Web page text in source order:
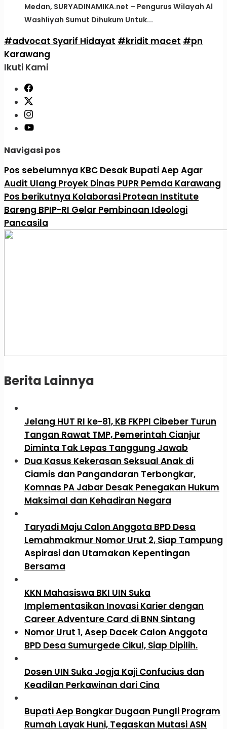
Medan, SURYADINAMIKA.net – Pengurus Wilayah Al
Washliyah Sumut Dihukum Untuk...
#advocat Syarif Hidayat #kridit macet #pn
Karawang
Ikuti Kami
Navigasi pos
Pos sebelumnya KBC Desak Bupati Aep Agar
Audit Ulang Proyek Dinas PUPR Pemda Karawang
Pos berikutnya Kolaborasi Protean Institute
Bareng BPIP-RI Gelar Pembinaan Ideologi
Pancasila
Berita Lainnya
Jelang HUT RI ke-81, KB FKPPI Cibeber Turun
Tangan Rawat TMP, Pemerintah Cianjur
Diminta Tak Lepas Tanggung Jawab
Dua Kasus Kekerasan Seksual Anak di
Ciamis dan Pangandaran Terbongkar,
Komnas PA Jabar Desak Penegakan Hukum
Maksimal dan Kehadiran Negara
Taryadi Maju Calon Anggota BPD Desa
Lemahmakmur Nomor Urut 2, Siap Tampung
Aspirasi dan Utamakan Kepentingan
Bersama
KKN Mahasiswa BKI UIN Suka
Implementasikan Inovasi Karier dengan
Career Adventure Card di BNN Sintang
Nomor Urut 1, Asep Dacek Calon Anggota
BPD Desa Sumurgede Cikul, Siap Dipilih.
Dosen UIN Suka Jogja Kaji Confucius dan
Keadilan Perkawinan dari Cina
Bupati Aep Bongkar Dugaan Pungli Program
Rumah Layak Huni, Tegaskan Mutasi ASN